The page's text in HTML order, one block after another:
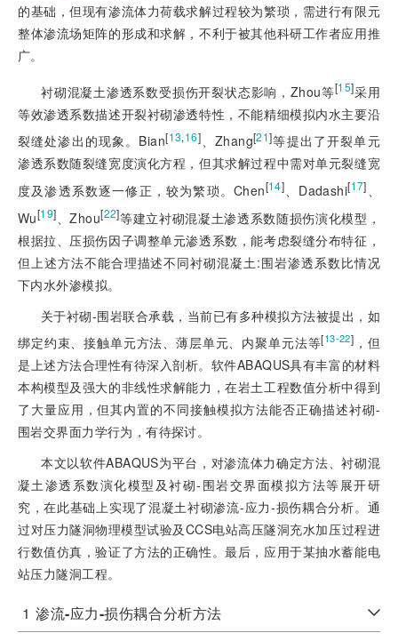
的基础，但现有渗流体力荷载求解过程较为繁琐，需进行有限元
整体渗流场矩阵的形成和求解，不利于被其他科研工作者应用推
广。
衬砌混凝土渗透系数受损伤开裂状态影响，Zhou等[15]采用
等效渗透系数描述开裂衬砌渗透特性，不能精细模拟内水主要沿
裂缝处渗出的现象。Bian[13,16]、Zhang[21]等提出了开裂单元
渗透系数随裂缝宽度演化方程，但其求解过程中需对单元裂缝宽
度及渗透系数逐一修正，较为繁琐。Chen[14] 、Dadashi[17]
Wu[19] 、Zhou[22]等建立衬砌混凝土渗透系数随损伤演化模型，
根据拉、压损伤因子调整单元渗透系数，能考虑裂缝分布特征，
但上述方法不能合理描述不同衬砌混凝土:围岩渗透系数比情况
下内水外渗模拟。
关于衬砌-围岩联合承载，当前已有多种模拟方法被提出，如
绑定约束、接触单元方法、薄层单元、内聚单元法等[13-22] ，但
是上述方法合理性有待深入剖析。软件ABAQUS具有丰富的材料
本构模型及强大的非线性求解能力，在岩土工程数值分析中得到
了大量应用，但其内置的不同接触模拟方法能否正确描述衬砌-
围岩交界面力学行为，有待探讨。
本文以软件ABAQUS为平台，对渗流体力确定方法、衬砌混
凝土渗透系数演化模型及衬砌-围岩交界面模拟方法等展开研
究，在此基础上实现了混凝土衬砌渗流-应力-损伤耦合分析。通
过对压力隧洞物理模型试验及CCS电站高压隧洞充水加压过程进
行数值仿真，验证了方法的正确性。最后，应用于某抽水蓄能电
站压力隧洞工程。
1 渗流-应力-损伤耦合分析方法